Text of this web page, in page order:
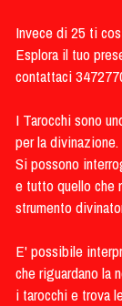
Invece di 25 ti
Esplora il tuo
​contattaci
I Tarocchi sono
per la
Si possono
e tutto quello che
strumento
E' possibile
che riguardano la
i tarocchi e trova